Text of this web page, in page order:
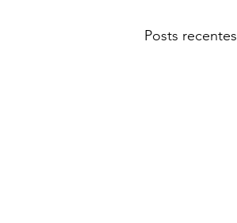
Posts recentes